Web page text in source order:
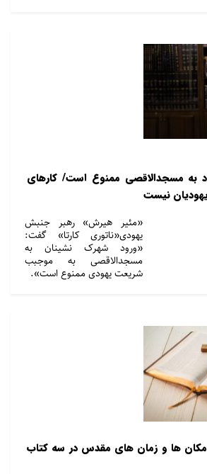
به مسجدالاقصی ممنوع است/ کارهای
یهودیان نیست
«مئیر هیرش» رهبر جنبش
یهودی«ناتوری کارتا» گفت:
«ورود شهرک نشینان به
مسجدالاقصی به موجبب
شریعت یهودی ممنوع است».
مکان ها و زمان های مقدس در سه کتاب